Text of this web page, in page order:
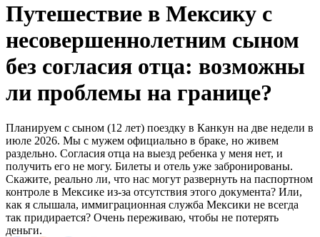
Путешествие в Мексику с
несовершеннолетним сыном
без согласия отца: возможны
ли проблемы на границе?
Планируем с сыном (12 лет) поездку в Канкун на две недели в
июле 2026. Мы с мужем официально в браке, но живем
раздельно. Согласия отца на выезд ребенка у меня нет, и
получить его не могу. Билеты и отель уже забронированы.
Скажите, реально ли, что нас могут развернуть на паспортном
контроле в Мексике из-за отсутствия этого документа? Или,
как я слышала, иммиграционная служба Мексики не всегда
так придирается? Очень переживаю, чтобы не потерять
деньги.